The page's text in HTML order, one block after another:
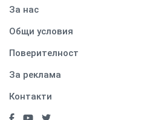
За нас
Общи условия
Поверителност
За реклама
Контакти